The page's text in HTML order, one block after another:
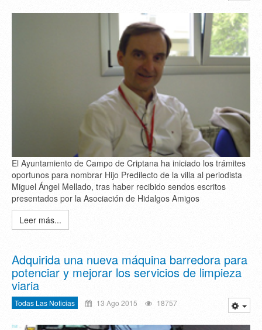
El Ayuntamiento de Campo de Criptana ha iniciado los trámites
oportunos para nombrar Hijo Predilecto de la villa al periodista
Miguel Ángel Mellado, tras haber recibido sendos escritos
presentados por la Asociación de Hidalgos Amigos
Leer más...
Adquirida una nueva máquina barredora para
potenciar y mejorar los servicios de limpieza
viaria
Todas Las Noticias 13 Ago 2015 18757